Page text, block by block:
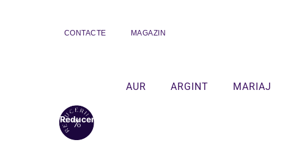
CONTACTE MAGAZIN
AUR ARGINT MARIAJ
Reduceri!